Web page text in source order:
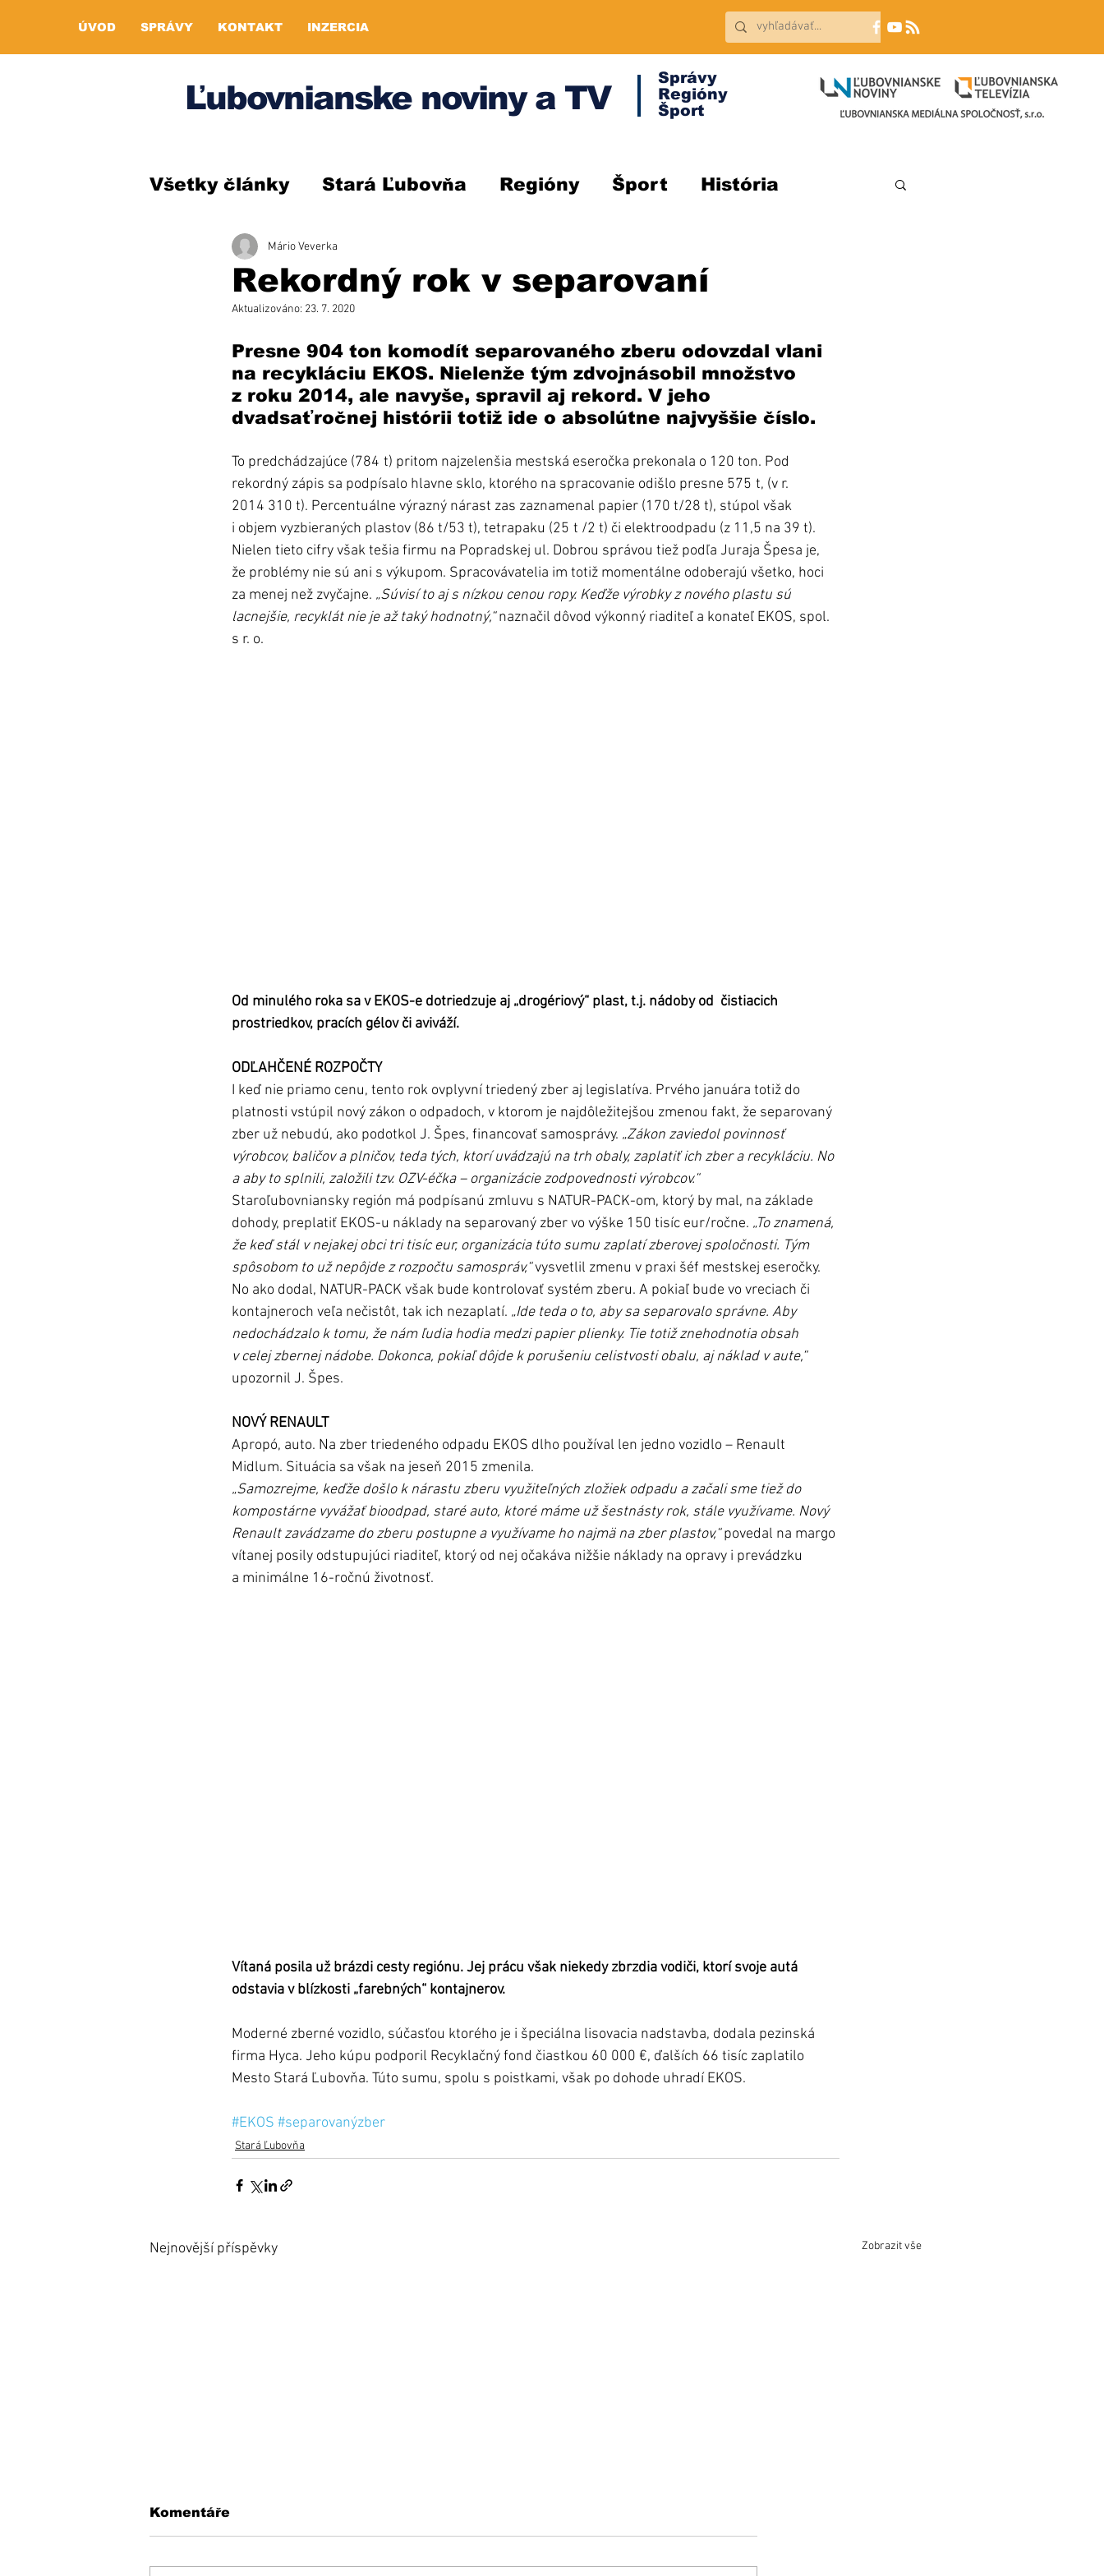
ÚVOD SPRÁVY KONTAKT INZERCIA
Ľubovnianske noviny a TV
Správy
Regióny
Šport
Všetky články Stará Ľubovňa Regióny Šport História
Rekordný rok v separovaní
Mário Veverka
Aktualizováno: 23. 7. 2020
Presne 904 ton komodít separovaného zberu odovzdal vlani
na recykláciu EKOS. Nielenže tým zdvojnásobil množstvo
z roku 2014, ale navyše, spravil aj rekord. V jeho
dvadsaťročnej histórii totiž ide o absolútne najvyššie číslo.
To predchádzajúce (784 t) pritom najzelenšia mestská eseročka prekonala o 120 ton. Pod
rekordný zápis sa podpísalo hlavne sklo, ktorého na spracovanie odišlo presne 575 t, (v r.
2014 310 t). Percentuálne výrazný nárast zas zaznamenal papier (170 t/28 t), stúpol však
i objem vyzbieraných plastov (86 t/53 t), tetrapaku (25 t /2 t) či elektroodpadu (z 11,5 na 39 t).
Nielen tieto cifry však tešia firmu na Popradskej ul. Dobrou správou tiež podľa Juraja Špesa je,
že problémy nie sú ani s výkupom. Spracovávatelia im totiž momentálne odoberajú všetko, hoci
za menej než zvyčajne. „Súvisí to aj s nízkou cenou ropy. Keďže výrobky z nového plastu sú
lacnejšie, recyklát nie je až taký hodnotný,“ naznačil dôvod výkonný riaditeľ a konateľ EKOS, spol.
s r. o.
Od minulého roka sa v EKOS-e dotriedzuje aj „drogériový“ plast, t.j. nádoby od  čistiacich
prostriedkov, pracích gélov či aviváží.
ODĽAHČENÉ ROZPOČTY
I keď nie priamo cenu, tento rok ovplyvní triedený zber aj legislatíva. Prvého januára totiž do
platnosti vstúpil nový zákon o odpadoch, v ktorom je najdôležitejšou zmenou fakt, že separovaný
zber už nebudú, ako podotkol J. Špes, financovať samosprávy. „Zákon zaviedol povinnosť
výrobcov, baličov a plničov, teda tých, ktorí uvádzajú na trh obaly, zaplatiť ich zber a recykláciu. No
a aby to splnili, založili tzv. OZV-éčka – organizácie zodpovednosti výrobcov.“
Staroľubovniansky región má podpísanú zmluvu s NATUR-PACK-om, ktorý by mal, na základe
dohody, preplatiť EKOS-u náklady na separovaný zber vo výške 150 tisíc eur/ročne. „To znamená,
že keď stál v nejakej obci tri tisíc eur, organizácia túto sumu zaplatí zberovej spoločnosti. Tým
spôsobom to už nepôjde z rozpočtu samospráv,“ vysvetlil zmenu v praxi šéf mestskej eseročky.
No ako dodal, NATUR-PACK však bude kontrolovať systém zberu. A pokiaľ bude vo vreciach či
kontajneroch veľa nečistôt, tak ich nezaplatí. „Ide teda o to, aby sa separovalo správne. Aby
nedochádzalo k tomu, že nám ľudia hodia medzi papier plienky. Tie totiž znehodnotia obsah
v celej zbernej nádobe. Dokonca, pokiaľ dôjde k porušeniu celistvosti obalu, aj náklad v aute,“
upozornil J. Špes.
NOVÝ RENAULT
Apropó, auto. Na zber triedeného odpadu EKOS dlho používal len jedno vozidlo – Renault
Midlum. Situácia sa však na jeseň 2015 zmenila.
„Samozrejme, keďže došlo k nárastu zberu využiteľných zložiek odpadu a začali sme tiež do
kompostárne vyvážať bioodpad, staré auto, ktoré máme už šestnásty rok, stále využívame. Nový
Renault zavádzame do zberu postupne a využívame ho najmä na zber plastov,“ povedal na margo
vítanej posily odstupujúci riaditeľ, ktorý od nej očakáva nižšie náklady na opravy i prevádzku
a minimálne 16-ročnú životnosť.
Vítaná posila už brázdi cesty regiónu. Jej prácu však niekedy zbrzdia vodiči, ktorí svoje autá
odstavia v blízkosti „farebných“ kontajnerov.
Moderné zberné vozidlo, súčasťou ktorého je i špeciálna lisovacia nadstavba, dodala pezinská
firma Hyca. Jeho kúpu podporil Recyklačný fond čiastkou 60 000 €, ďalších 66 tisíc zaplatilo
Mesto Stará Ľubovňa. Túto sumu, spolu s poistkami, však po dohode uhradí EKOS.
#EKOS #separovanýzber
Stará Ľubovňa
Nejnovější příspěvky Zobrazit vše
Komentáře